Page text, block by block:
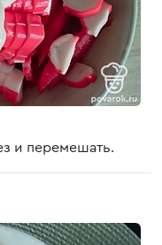
и перемешать.